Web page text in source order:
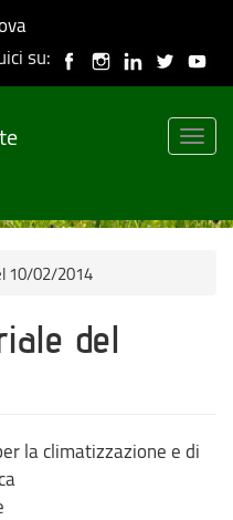
su:
10/02/2014
del
la climatizzazione e di